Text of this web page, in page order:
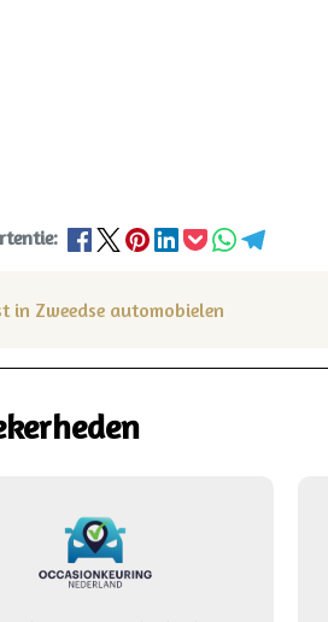
in Zweedse automobielen